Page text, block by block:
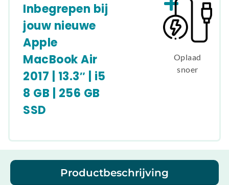
Inbegrepen bij
jouw nieuwe
Apple
MacBook Air
2017 | 13.3″ | i5
8 GB | 256 GB
SSD
Oplaad
snoer
Productbeschrijving